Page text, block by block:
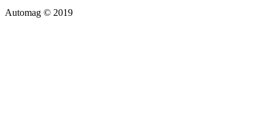
Automag © 2019